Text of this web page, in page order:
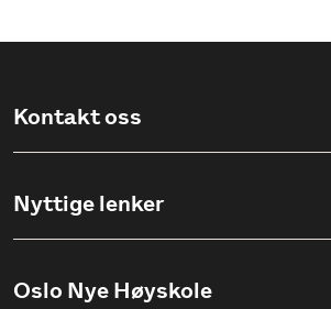
Kontakt oss
Ullevålsveien 76, 0454 OSLO
(+47) 23 23 38 20
Nyttige lenker
Oslo Nye Høyskole